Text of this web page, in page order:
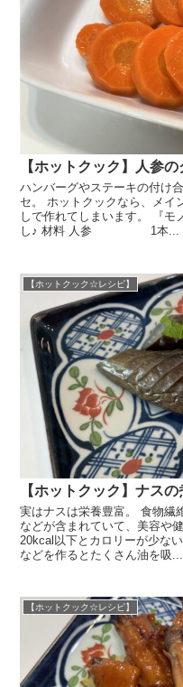
【ホットクック】人参
ハンバーグやステーキの付け
セ。 ホットクックなら、メイ
しで作れてしまいます。 『モ
し♪ 材料 人参 1本...
【ホットクック☆レシピ】
【ホットクック】ナスの
実はナスは栄養豊富。 食物繊
などが含まれていて、美容や
20kcal以下とカロリーが少な
などを作るとたくさん油を吸...
【ホットクック☆レシピ】